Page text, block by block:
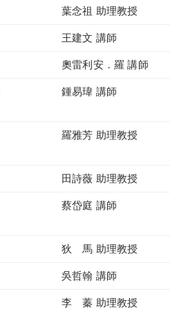
葉念祖 助理教授
王建文 講師
奧雷利安．羅 講師
鍾易瑋 講師
羅雅芳 助理教授
田詩薇 助理教授
蔡岱庭 講師
狄 馬 助理教授
吳哲翰 講師
李 蓁 助理教授